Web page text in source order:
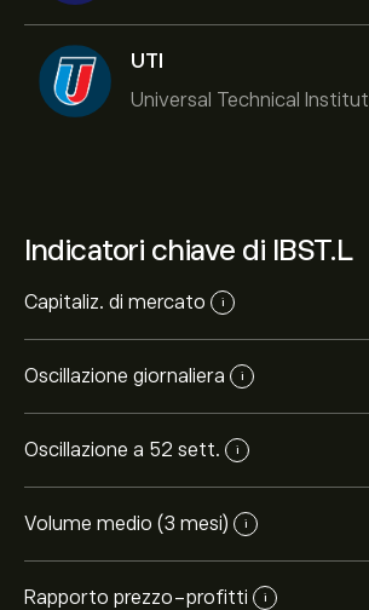
UTI
Universal Technical Institut
Indicatori chiave di IBST.L
Capitaliz. di mercato i
Oscillazione giornaliera i
Oscillazione a 52 sett. i
Volume medio (3 mesi) i
Rapporto prezzo-profitti i